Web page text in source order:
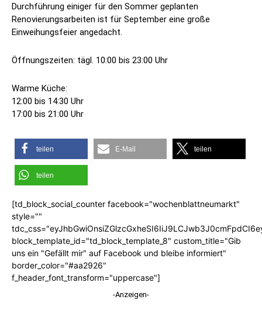
Durchführung einiger für den Sommer geplanten
Renovierungsarbeiten ist für September eine große
Einweihungsfeier angedacht.
Öffnungszeiten: tägl. 10:00 bis 23:00 Uhr
Warme Küche:
12:00 bis 14:30 Uhr
17:00 bis 21:00 Uhr
teilen E-Mail teilen
teilen
[td_block_social_counter facebook="wochenblattneumarkt"
style=""
block_template_id="td_block_template_8" custom_title="Gib
uns ein "Gefällt mir" auf Facebook und bleibe informiert"
border_color="#aa2926"
f_header_font_transform="uppercase"]
-Anzeigen-